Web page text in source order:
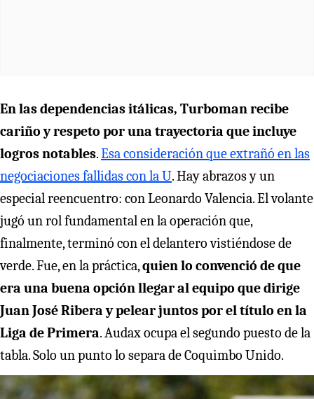
En las dependencias itálicas, Turboman recibe
cariño y respeto por una trayectoria que incluye
logros notables.Esa consideración que extrañó en las
negociaciones fallidas con la U. Hay abrazos y un
especial reencuentro: con Leonardo Valencia. El volante
jugó un rol fundamental en la operación que,
finalmente, terminó con el delantero vistiéndose de
verde. Fue, en la práctica,quien lo convenció de que
era una buena opción llegar al equipo que dirige
Juan José Ribera y pelear juntos por el título en la
Liga de Primera. Audax ocupa el segundo puesto de la
tabla. Solo un punto lo separa de Coquimbo Unido.